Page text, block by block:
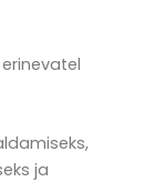
ja